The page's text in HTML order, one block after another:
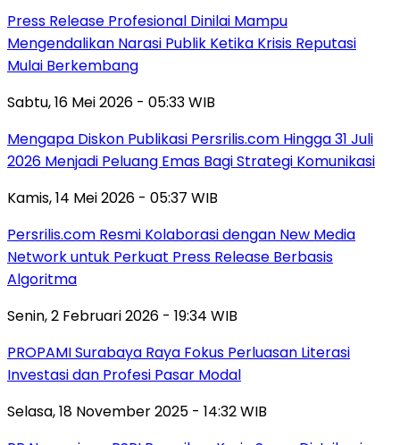
Press Release Profesional Dinilai Mampu
Mengendalikan Narasi Publik Ketika Krisis Reputasi
Mulai Berkembang
Sabtu, 16 Mei 2026 - 05:33 WIB
Mengapa Diskon Publikasi Persrilis.com Hingga 31 Juli
2026 Menjadi Peluang Emas Bagi Strategi Komunikasi
Kamis, 14 Mei 2026 - 05:37 WIB
Persrilis.com Resmi Kolaborasi dengan New Media
Network untuk Perkuat Press Release Berbasis
Algoritma
Senin, 2 Februari 2026 - 19:34 WIB
PROPAMI Surabaya Raya Fokus Perluasan Literasi
Investasi dan Profesi Pasar Modal
Selasa, 18 November 2025 - 14:32 WIB